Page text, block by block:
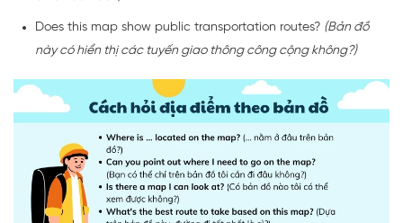
Does this map show public transportation routes? (Bản đồ
này có hiển thị các tuyến giao thông công cộng không?)